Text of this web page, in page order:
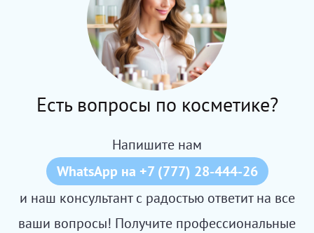
Есть вопросы по косметике?
Напишите нам
WhatsApp на +7 (777) 28-444-26
и наш консультант с радостью ответит на все
ваши вопросы! Получите профессиональные